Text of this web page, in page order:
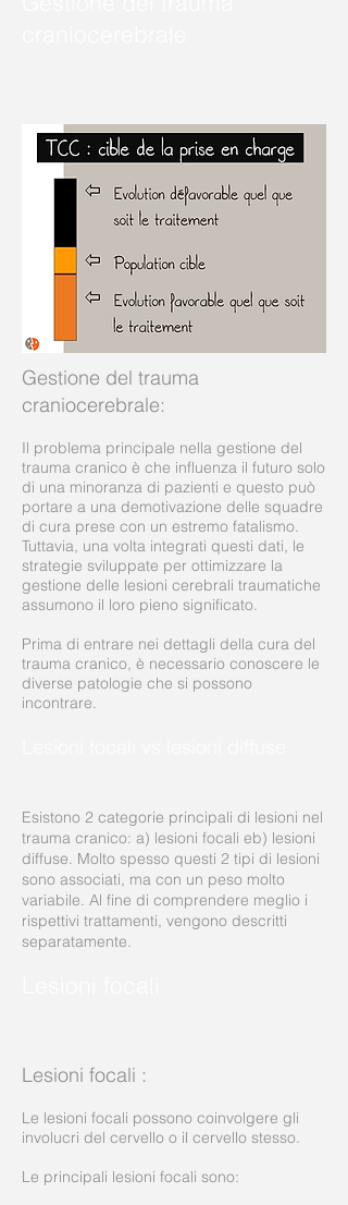
Gestione del trauma
craniocerebrale:
Il problema principale nella gestione del
trauma cranico è che influenza il futuro solo
di una minoranza di pazienti e questo può
portare a una demotivazione delle squadre
di cura prese con un estremo fatalismo.
Tuttavia, una volta integrati questi dati, le
strategie sviluppate per ottimizzare la
gestione delle lesioni cerebrali traumatiche
assumono il loro pieno significato.
Prima di entrare nei dettagli della cura del
trauma cranico, è necessario conoscere le
diverse patologie che si possono
incontrare.
Esistono 2 categorie principali di lesioni nel
trauma cranico: a) lesioni focali eb) lesioni
diffuse. Molto spesso questi 2 tipi di lesioni
sono associati, ma con un peso molto
variabile. Al fine di comprendere meglio i
rispettivi trattamenti, vengono descritti
separatamente.
Lesioni focali :
Le lesioni focali possono coinvolgere gli
involucri del cervello o il cervello stesso.
Le principali lesioni focali sono: